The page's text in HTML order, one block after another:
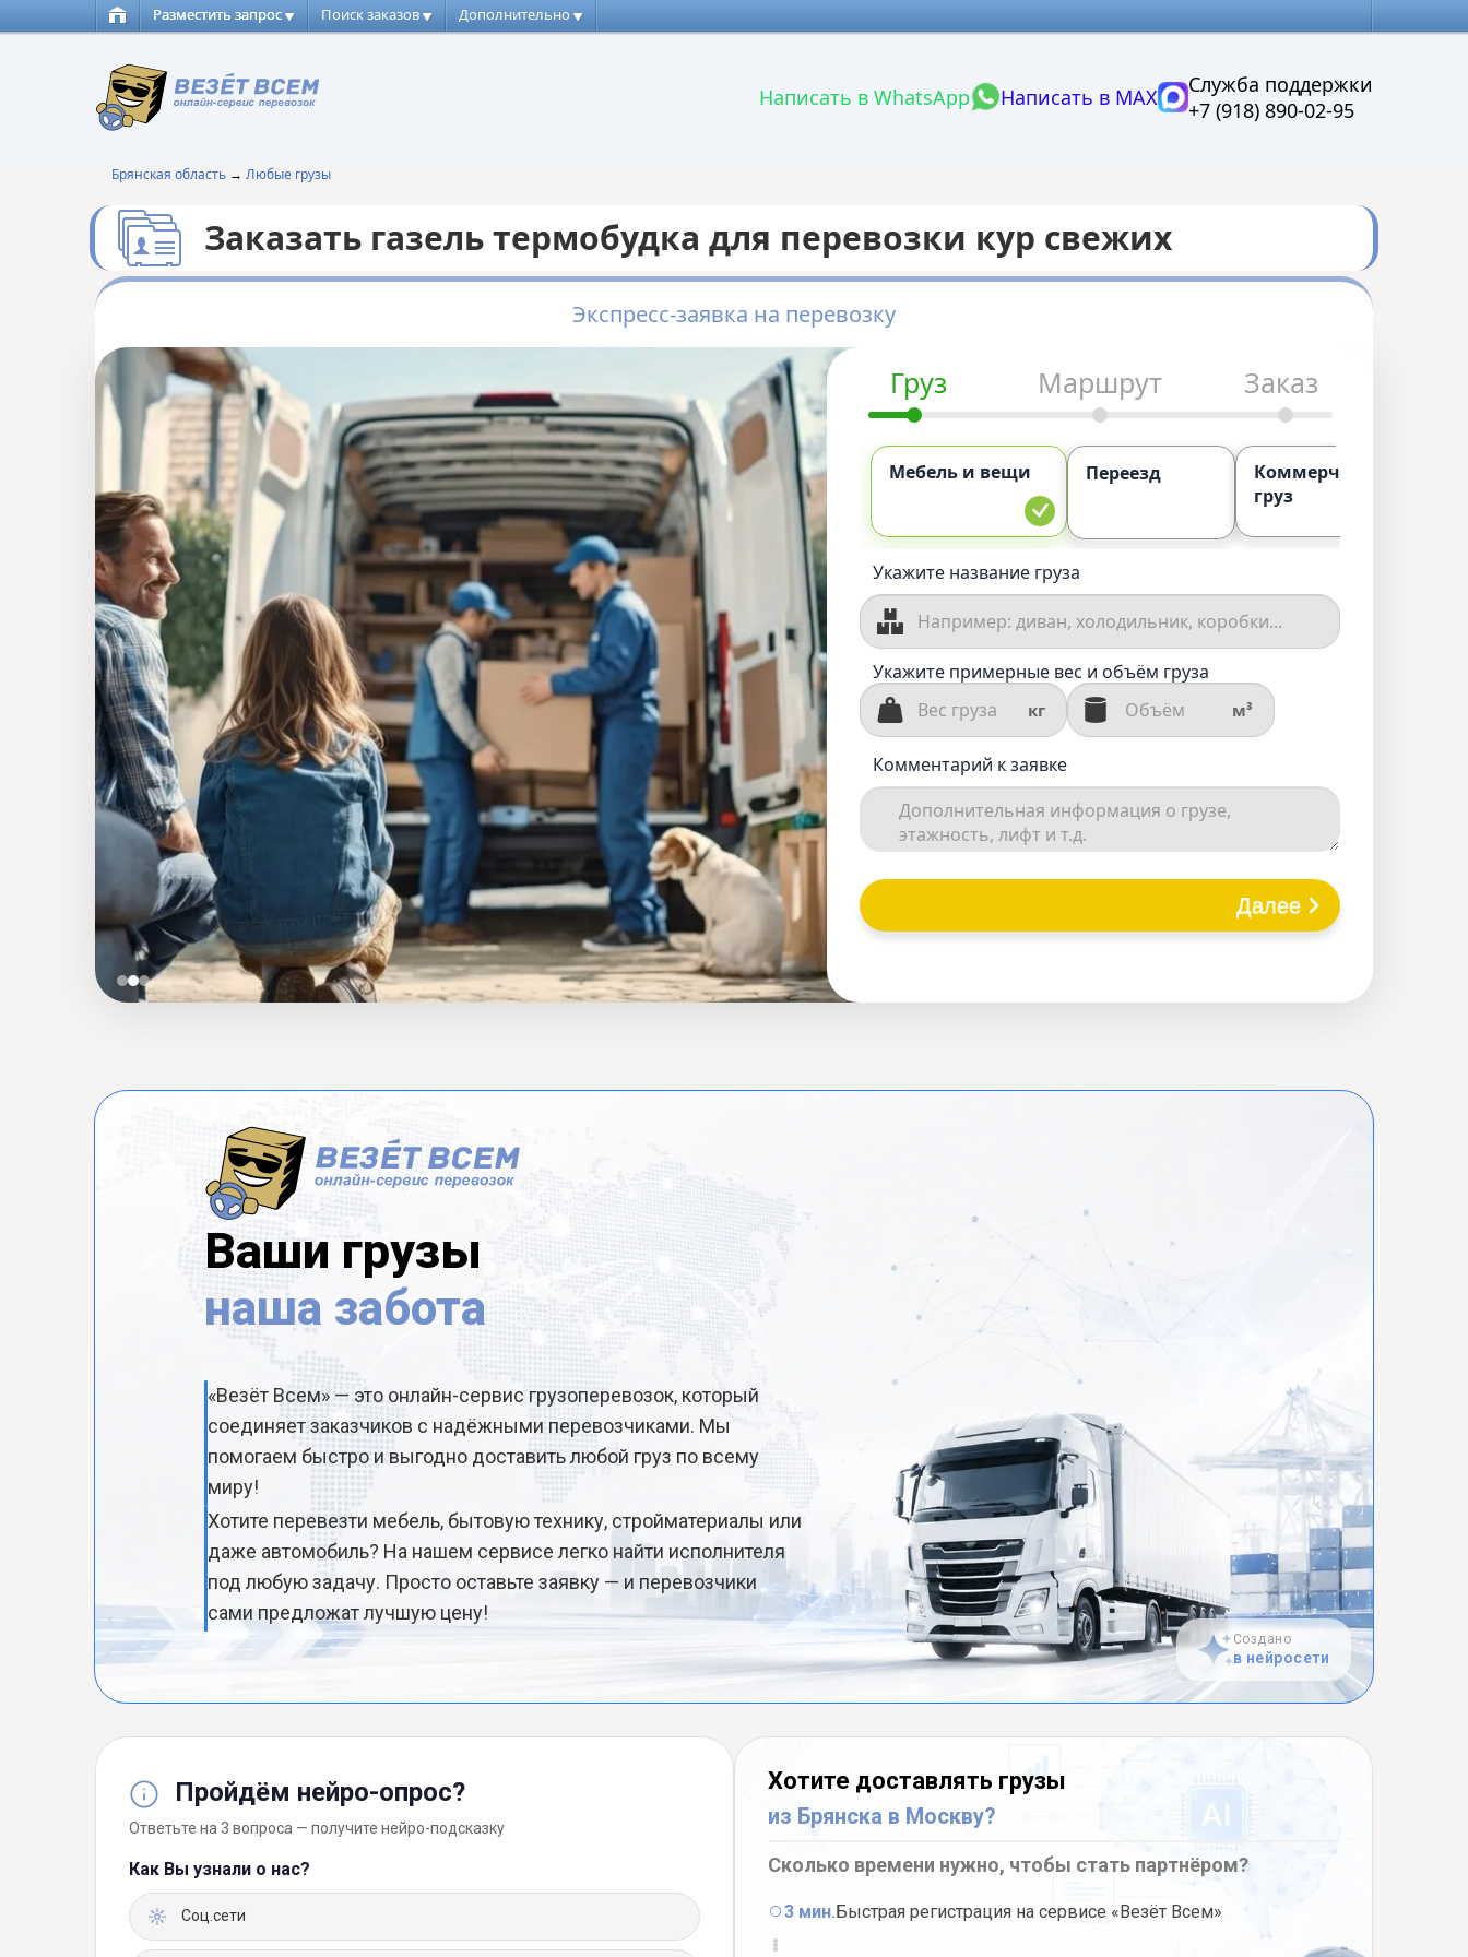
Разместить запрос Поиск заказов Дополнительно
Написать в WhatsApp Написать в MAX
Служба поддержки
+7 (918) 890-02-95
Брянская область → Любые грузы
Заказать газель термобудка для перевозки кур свежих
Экспресс-заявка на перевозку
Груз Маршрут Заказ
Мебель и вещи Переезд
Коммерческий
груз
Укажите название груза
Укажите примерные вес и объём груза
кг м³
Комментарий к заявке
Далее
Ваши грузы
наша забота
«Везёт Всем» — это онлайн-сервис грузоперевозок, который
соединяет заказчиков с надёжными перевозчиками. Мы
помогаем быстро и выгодно доставить любой груз по всему
миру!
Хотите перевезти мебель, бытовую технику, стройматериалы или
даже автомобиль? На нашем сервисе легко найти исполнителя
под любую задачу. Просто оставьте заявку — и перевозчики
сами предложат лучшую цену!
Создано
в нейросети
Пройдём нейро-опрос?
Ответьте на 3 вопроса — получите нейро-подсказку
Как Вы узнали о нас?
Соц.сети
Хотите доставлять грузы
из Брянска в Москву?
Сколько времени нужно, чтобы стать партнёром?
3 мин.Быстрая регистрация на сервисе «Везёт Всем»